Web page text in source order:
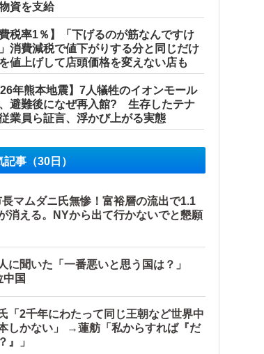
直接LINEしてきて絶句←大人しく自宅の風呂に
資を支給
費税率1％】「下げるのが筋なんですけ
消費減税で値下がりする分と同じだけ
値上げして店頭価格を変えない店も
年熊本地震】7人犠牲のイオンモール
避難後になぜ再入館? 生存したテナ
業員ら証言、浮かび上がる実態
記事（30日）
長マムダニ氏無惨！富裕層の流出で1.1
消える。NYから出て行かないでと懇願
に聞いた「一番悪いと思う国は？」
国
「2千年にわたって同じ王朝など世界中
しかない」 →蓮舫「私からすれば『だ
』」